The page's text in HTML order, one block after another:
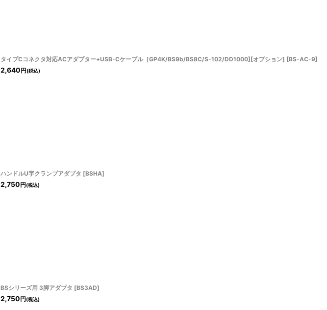
タイプCコネクタ対応ACアダプター+USB-Cケーブル［GP4K/BS9b/BS8C/S-102/DD1000][オプション] [BS-AC-9]
2,640 円 (税込)
ハンドルU字クランプアダプタ [BSHA]
2,750 円 (税込)
BSシリーズ用 3脚アダプタ [BS3AD]
2,750 円 (税込)